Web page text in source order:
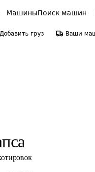
МашиныПоиск машин
Добавить груз Ваши